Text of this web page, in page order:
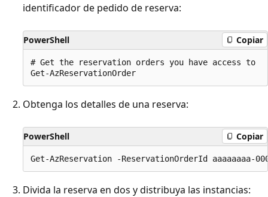
identificador de pedido de reserva:
PowerShell Copiar
# Get the reservation orders you have access to
Obtenga los detalles de una reserva:
PowerShell Copiar
Divida la reserva en dos y distribuya las instancias: